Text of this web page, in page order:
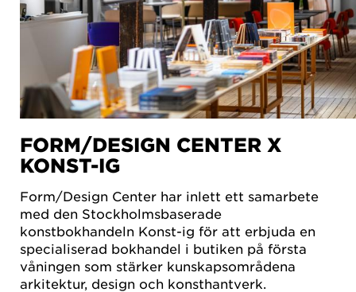
FORM/DESIGN CENTER X
KONST-IG
Form/Design Center har inlett ett samarbete
med den Stockholmsbaserade
konstbokhandeln Konst-ig för att erbjuda en
specialiserad bokhandel i butiken på första
våningen som stärker kunskapsområdena
arkitektur, design och konsthantverk.